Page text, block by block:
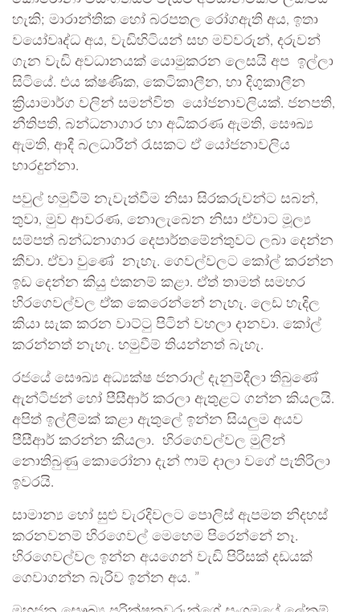
හැකි; මාරාන්තික හෝ බරපතල රෝගඇති අය, ඉතා
වයෝවෘද්ධ අය, වැඩිහිටියන් සහ මව්වරුන්, දරුවන්
ගැන වැඩි අවධානයක් යොමුකරන ලෙසයි අප ඉල්ලා
සිටියේ. එය ක්ෂණික, කෙටිකාලීන, හා දිගුකාලීන
ක්‍රියාමාර්ග වලින් සමන්විත යෝජනාවලියක්. ජනපති,
නීතිපති, බන්ධනාගාර හා අධිකරණ ඇමති, සෞඛ්‍ය
ඇමති, ආදී බලධාරීන් රැසකට ඒ යෝජනාවලිය
භාරදුන්නා.
පවුල් හමුවීම් නැවැත්වීම නිසා සිරකරුවන්ට සබන්,
තුවා, මුව ආවරණ‍, නොලැබෙන නිසා ඒවාට මූල්‍ය
සම්ප‍ත් බන්ධනාගාර දෙපාර්තමේන්තුවට ලබා දෙන්න
කීවා. ඒවා වුණේ නැහැ. ගෙවල්වලට කෝල් කරන්න
ඉඩ දෙන්න කියු එකනම් කළා. ඒත් තාමත් සමහර
හිරගෙවල්වල ඒක කෙරෙන්නේ නැහැ. ලෙඩ හැදිල
කියා සැක කරන වාට්ටු පිටින් වහලා දානවා. කෝල්
කරන්නත් නැහැ. හමුවීම් තියන්නත් බැහැ.
රජයේ සෞඛ්‍ය අධ්‍යක්ෂ ජනරාල් දැනුම්දීලා තිබුණේ
ඇන්ටිජන් හෝ පීසීආර් කරලා ඇතුළට ගන්න කියලයි.
අපිත් ඉල්ලීමක් කළා ඇතුලේ ඉන්න සියලුම අයව
පීසීආර් කරන්න කියලා. හිරගෙවල්වල මුලින්
නොතිබුණු කොරෝනා දැන් ෆාම් දාලා වගේ පැතිරිලා
ඉවරයි.
සාමාන්‍ය හෝ සුළු වැරදිවලට පොලිස් ඇපමත නිදහස්
කරනවනම් හිරගෙවල් මෙහෙම පිරෙන්නේ නෑ.
හිරගෙවල්වල ඉන්න අයගෙන් වැඩි පිරිසක් දඩයක්
ගෙවාගන්න බැරිව ඉන්න අය. ”